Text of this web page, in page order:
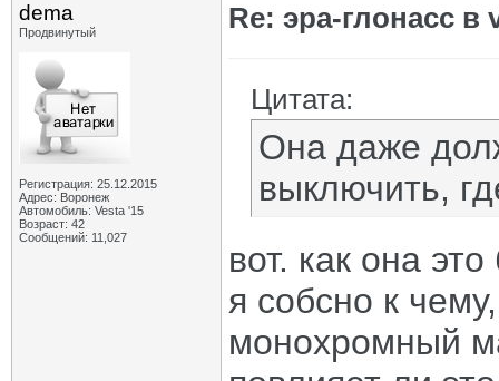
dema
Продвинутый
Регистрация: 25.12.2015
Адрес: Воронеж
Автомобиль: Vesta '15
Возраст: 42
Сообщений: 11,027
Re: эра-глонасс в
Цитата:
Она даже
выключить,
вот. как она
я собсно к
монохромный